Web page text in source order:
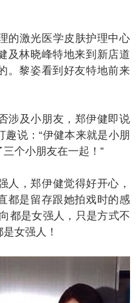
激光医学皮肤护理中心
及林晓峰特地来到新店道
。黎姿看到好友特地前来
及小朋友，郑伊健即说
说：“伊健本来就是小朋
个小朋友在一起！”
，郑伊健觉得好开心，
都是留存跟她拍戏时的感
都是女强人，只是方式不
女强人！